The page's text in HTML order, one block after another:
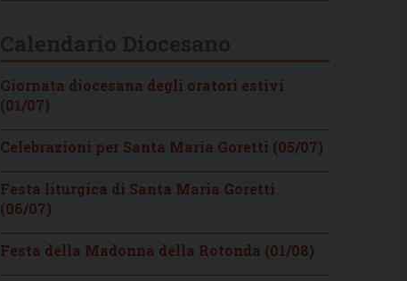
Giornata diocesana degli oratori estivi
(01/07)
Celebrazioni per Santa Maria Goretti (05/07)
Festa liturgica di Santa Maria Goretti
(06/07)
Festa della Madonna della Rotonda (01/08)